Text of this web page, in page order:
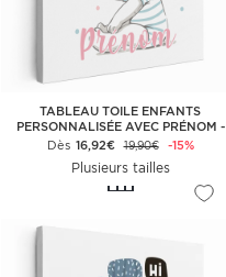
TABLEAU TOILE ENFANTS
PERSONNALISÉE AVEC PRÉNOM -
OURSON CŒUR
Dès 16,92€ 19,90€ -15%
Plusieurs tailles